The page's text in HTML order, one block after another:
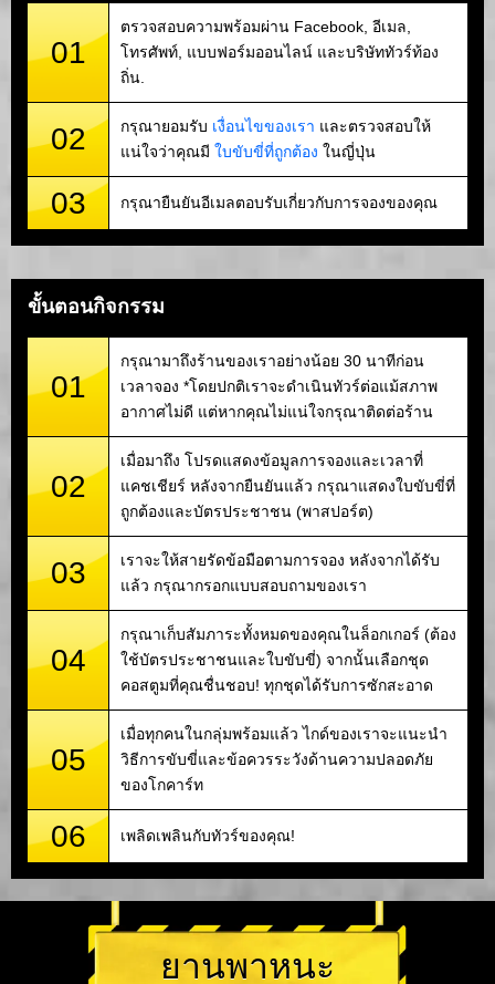
01
ตรวจสอบความพร้อมผ่าน Facebook, อีเมล,
โทรศัพท์, แบบฟอร์มออนไลน์ และบริษัททัวร์ท้อง
ถิ่น.
02 กรุณายอมรับ เงื่อนไขของเรา และตรวจสอบให้
แน่ใจว่าคุณมี ใบขับขี่ที่ถูกต้อง ในญี่ปุ่น
03 กรุณายืนยันอีเมลตอบรับเกี่ยวกับการจองของคุณ
ขั้นตอนกิจกรรม
01
กรุณามาถึงร้านของเราอย่างน้อย 30 นาทีก่อน
เวลาจอง *โดยปกติเราจะดำเนินทัวร์ต่อแม้สภาพ
อากาศไม่ดี แต่หากคุณไม่แน่ใจกรุณาติดต่อร้าน
02
เมื่อมาถึง โปรดแสดงข้อมูลการจองและเวลาที่
แคชเชียร์ หลังจากยืนยันแล้ว กรุณาแสดงใบขับขี่ที่
ถูกต้องและบัตรประชาชน (พาสปอร์ต)
03
เราจะให้สายรัดข้อมือตามการจอง หลังจากได้รับ
แล้ว กรุณากรอกแบบสอบถามของเรา
04
กรุณาเก็บสัมภาระทั้งหมดของคุณในล็อกเกอร์ (ต้อง
ใช้บัตรประชาชนและใบขับขี่) จากนั้นเลือกชุด
คอสตูมที่คุณชื่นชอบ! ทุกชุดได้รับการซักสะอาด
05
เมื่อทุกคนในกลุ่มพร้อมแล้ว ไกด์ของเราจะแนะนำ
วิธีการขับขี่และข้อควรระวังด้านความปลอดภัย
ของโกคาร์ท
06 เพลิดเพลินกับทัวร์ของคุณ!
ยานพาหนะ